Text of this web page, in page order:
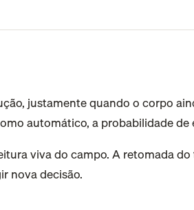
justamente quando o corpo
automático, a probabilidade de
viva do campo. A retomada
nova decisão.